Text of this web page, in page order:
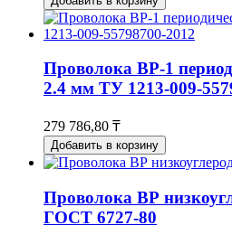
Проволока ВР-1
2.4 мм ТУ 1213-009-
279 786,80 ₸
Добавить в корзину
Проволока ВР
ГОСТ 6727-80